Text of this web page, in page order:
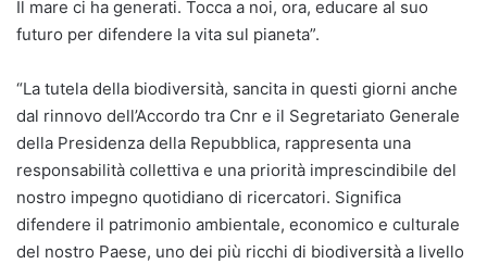
Il mare ci ha generati. Tocca a noi, ora, educare al suo
futuro per difendere la vita sul pianeta”.
“La tutela della biodiversità, sancita in questi giorni anche
dal rinnovo dell’Accordo tra Cnr e il Segretariato Generale
della Presidenza della Repubblica, rappresenta una
responsabilità collettiva e una priorità imprescindibile del
nostro impegno quotidiano di ricercatori. Significa
difendere il patrimonio ambientale, economico e culturale
del nostro Paese, uno dei più ricchi di biodiversità a livello